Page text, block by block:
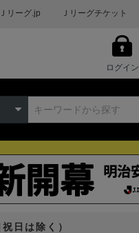
Ｊリーグ.jp Ｊリーグチケット
ログイン
日は除く）